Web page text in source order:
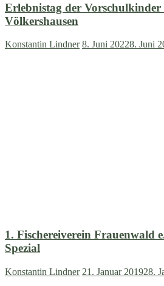
Erlebnistag der
Völkershausen
Konstantin Lindner 8. Juni 20228. Juni
1. Fischereiverein Frauenwald
Spezial
Konstantin Lindner 21. Januar 201928.